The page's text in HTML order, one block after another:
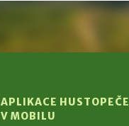
APLIKACE HUSTOPEČE
V MOBILU